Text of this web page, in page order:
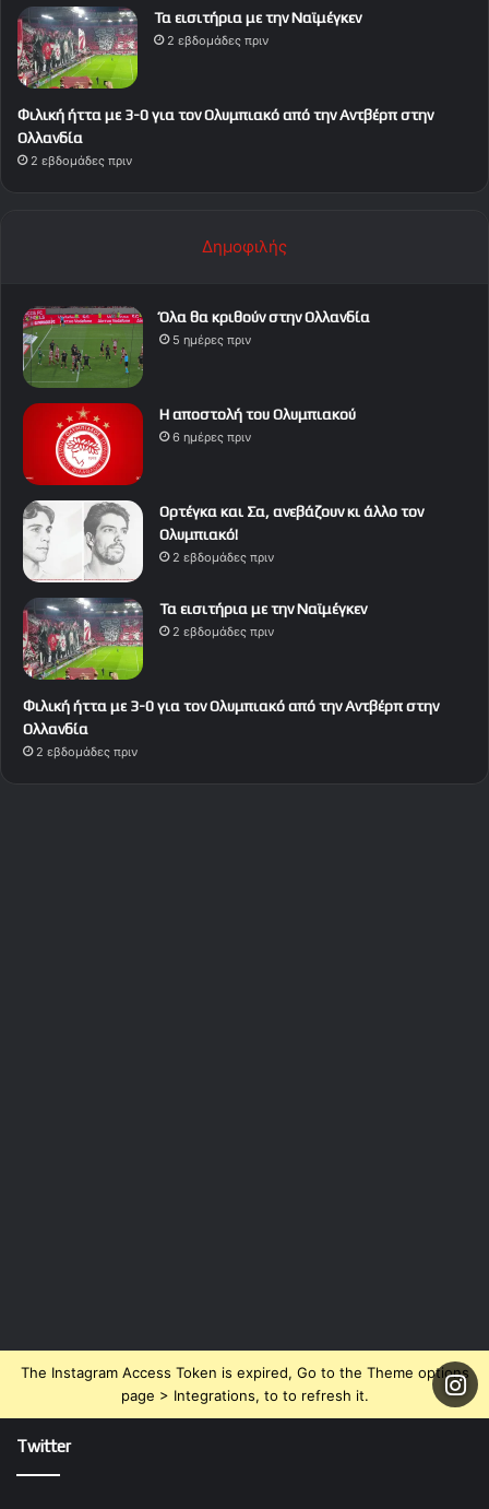
Τα εισιτήρια με την Ναϊμέγκεν
2 εβδομάδες πριν
Φιλική ήττα με 3-0 για τον Ολυμπιακό από την Αντβέρπ στην
Ολλανδία
2 εβδομάδες πριν
Δημοφιλής
Όλα θα κριθούν στην Ολλανδία
5 ημέρες πριν
Η αποστολή του Ολυμπιακού
6 ημέρες πριν
Ορτέγκα και Σα, ανεβάζουν κι άλλο τον
Ολυμπιακό!
2 εβδομάδες πριν
Τα εισιτήρια με την Ναϊμέγκεν
2 εβδομάδες πριν
Φιλική ήττα με 3-0 για τον Ολυμπιακό από την Αντβέρπ στην
Ολλανδία
2 εβδομάδες πριν
The Instagram Access Token is expired, Go to the Theme options
page > Integrations, to to refresh it.
Twitter